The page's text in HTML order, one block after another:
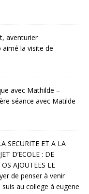
aventurier
aimé la visite de
avec Mathilde –
séance avec Matilde
SECURITE ET A LA
D’ECOLE : DE
AJOUTEES LE
de penser à venir
au college à eugene